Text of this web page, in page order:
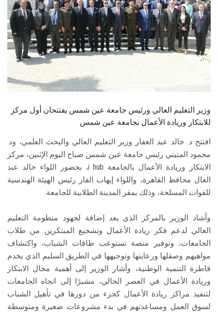
الخريجين
الموظفون
الزائـرون
وزير التعليم العالي ورئيس جامعة عين شمس يفتتحان أول مركز
للابتكار وريادة الأعمال بجامعة عين شمس
افتتح د. خالد عبد الغفار وزير التعليم العالي والبحث العلمي، ود.
محمود المتيني رئيس جامعة عين شمس صباح اليوم الإثنين، مركز
الابتكار وريادة الأعمال بالجامعة i hub، بحضور اللواء خالد عبد
العال محافظ القاهرة، واللواء إيهاب الفار رئيس الهيئة الهندسية
للقوات المسلحة، وذلك بمقر المدينة الطلابية للجامعة.
وأشاد الوزير بالمركز الذي يعد إضافة لجهود منظومة التعليم
العالي لدعم فكر ريادة الأعمال وتشجيع المبتكرين من طلاب
الجامعات، وتوفير منصة تستوعب طاقات الشباب، واكتشاف
مواهبهم وصقلها ورعايتها وتوجيهها في الطريق السليم الذي يخدم
قاطرة التنمية الوطنية، وأشار الوزير إلى أهمية مجال الابتكار
وريادة الأعمال في العصر الحالي، مشيرًا إلى اتجاه الجامعات
لتنفيذ مراكز ريادة الأعمال كجزء من دورها في تأهيل الشباب
لسوق العمل ومساعدتهم في بدء مشروعات صغيرة ومتوسطة